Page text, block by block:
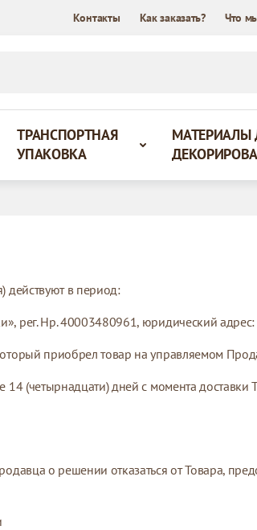
Контакты Как заказать? Что
ТРАНСПОРТНАЯ
УПАКОВКА
МАТЕРИАЛЫ
действуют в период:
рег. Нр. 40003480961, юридический адрес:
приобрел товар на управляемом
14 (четырнадцати) дней с момента
о решении отказаться от Товара,